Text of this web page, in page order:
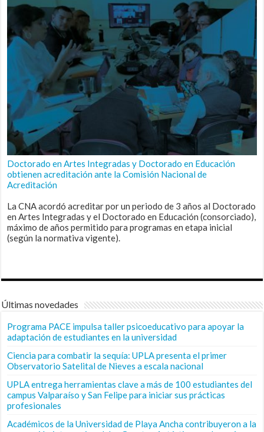
Doctorado en Artes Integradas y Doctorado en Educación
obtienen acreditación ante la Comisión Nacional de
Acreditación
La CNA acordó acreditar por un periodo de 3 años al Doctorado
en Artes Integradas y el Doctorado en Educación (consorciado),
máximo de años permitido para programas en etapa inicial
(según la normativa vigente).
Últimas novedades
Programa PACE impulsa taller psicoeducativo para apoyar la
adaptación de estudiantes en la universidad
Ciencia para combatir la sequía: UPLA presenta el primer
Observatorio Satelital de Nieves a escala nacional
UPLA entrega herramientas clave a más de 100 estudiantes del
campus Valparaíso y San Felipe para iniciar sus prácticas
profesionales
Académicos de la Universidad de Playa Ancha contribuyeron a la